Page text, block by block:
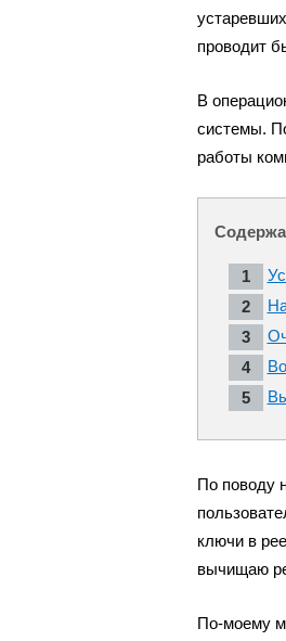
проводит
В
системы.
работы
По поводу
ключи в
вычищаю
По-моему